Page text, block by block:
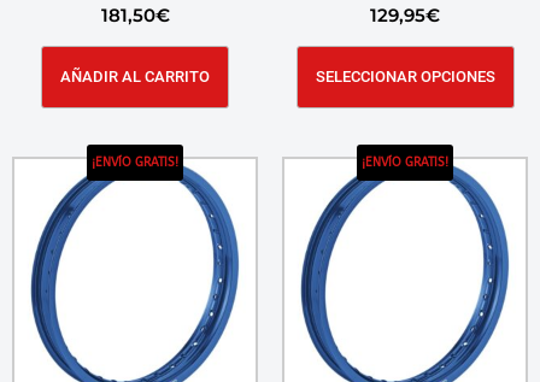
181,50€
AÑADIR AL CARRITO
129,95€
SELECCIONAR OPCIONES
¡ENVÍO GRATIS! ¡ENVÍO GRATIS!